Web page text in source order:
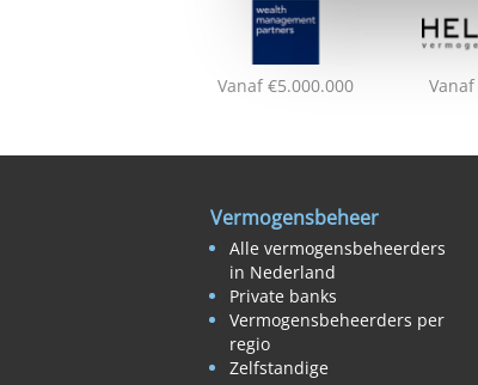
Vanaf €5.000.000
Vermogensbeheer
Alle vermogensbeheerders
in Nederland
Private banks
Vermogensbeheerders per
regio
Zelfstandige